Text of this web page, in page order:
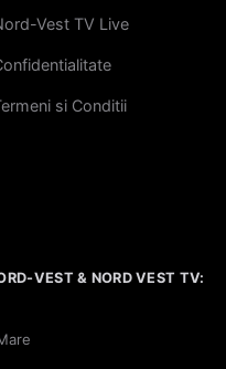
Vest TV Live
si Conditii
VEST & NORD VEST TV: